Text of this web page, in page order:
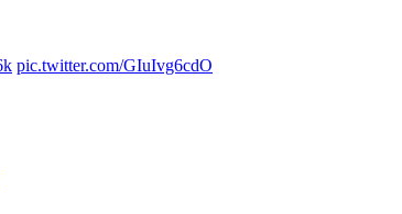
pic.twitter.com/GIuIvg6cdO